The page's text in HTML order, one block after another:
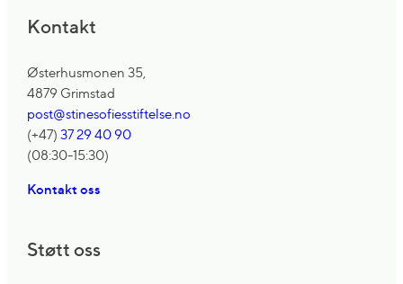
Kontakt
Østerhusmonen 35,
4879 Grimstad
post@stinesofiesstiftelse.no
(+47)37 29 40 90
(08:30-15:30)
Kontakt oss
Støtt oss